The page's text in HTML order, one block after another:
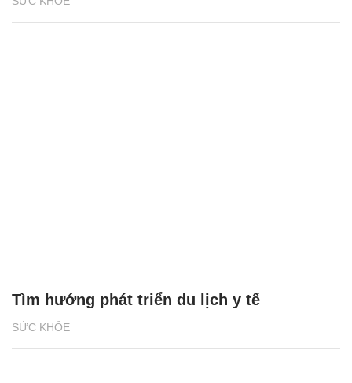
SỨC KHỎE
Tìm hướng phát triển du lịch y tế